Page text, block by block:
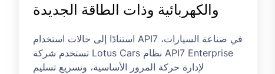
والكهربائية وذات الطاقة الجديدة
استنادًا إلى حالات استخدام API7 في صناعة السيارات،
تستخدم شركة Lotus Cars نظام API7 Enterprise
لإدارة حركة المرور الأساسية، وتسريع تسليم